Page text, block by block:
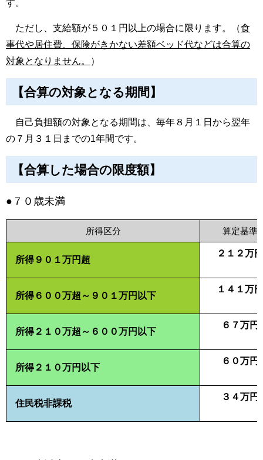
す。
ただし、支給額が５０１円以上の場合に限ります。（食
事代や居住費、保険がきかない差額ベッド代などは合算の
対象となりません。
）
【合算の対象となる期間】
自己負担額の対象となる期間は、毎年８月１日から翌年
の７月３１日までの1年間です。
【合算した場合の限度額】
●７０歳未満
所得区分 算定基準
所得９０１万円超
２１２万円
所得６００万超～９０１万円以下
１ ４１万円
所得２１０万超～６００万円以下
６７万円
所得２１０万円以下
６０万円
住民税非課税
３４万円